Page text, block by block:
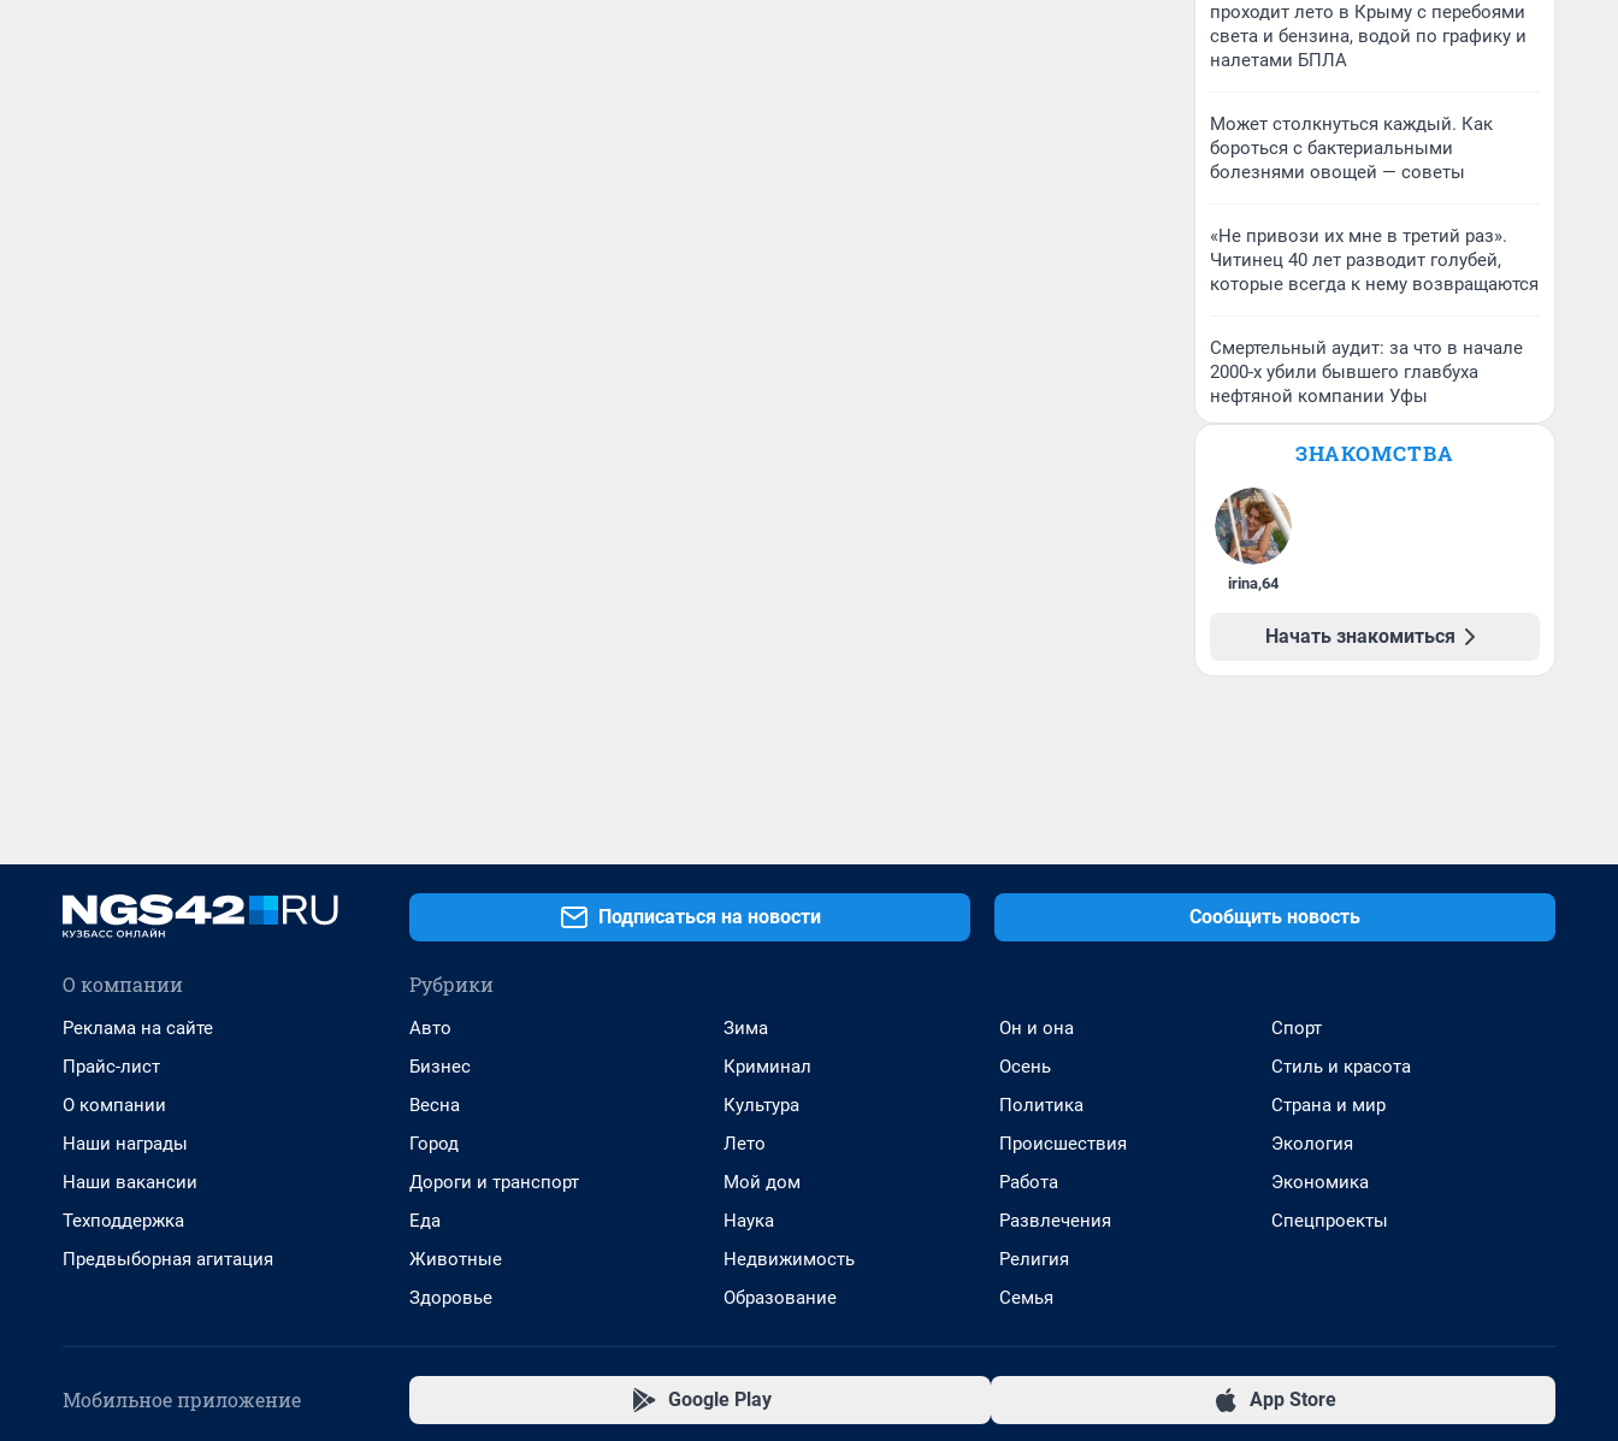
проходит лето в Крыму с перебоями
света и бензина, водой по графику и
налетами БПЛА
Может столкнуться каждый. Как
бороться с бактериальными
болезнями овощей — советы
«Не привози их мне в третий раз».
Читинец 40 лет разводит голубей,
которые всегда к нему возвращаются
Смертельный аудит: за что в начале
2000-х убили бывшего главбуха
нефтяной компании Уфы
ЗНАКОМСТВА
irina,64
Начать знакомиться
Подписаться на новости Сообщить новость
О компании
Реклама на сайте
Прайс-лист
О компании
Наши награды
Наши вакансии
Техподдержка
Предвыборная агитация
Рубрики
Авто
Бизнес
Весна
Город
Дороги и транспорт
Еда
Животные
Здоровье
Зима
Криминал
Культура
Лето
Мой дом
Наука
Недвижимость
Образование
Он и она
Осень
Политика
Происшествия
Работа
Развлечения
Религия
Семья
Спорт
Стиль и красота
Страна и мир
Экология
Экономика
Спецпроекты
Мобильное приложение Google Play App Store